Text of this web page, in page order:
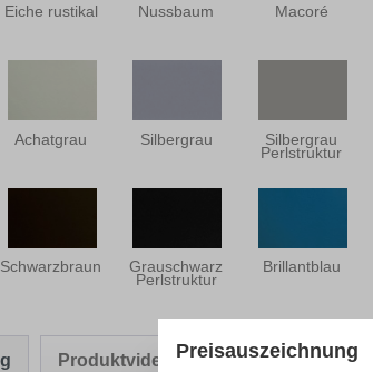
Eiche rustikal Nussbaum Macoré
Achatgrau Silbergrau Silbergrau
Perlstruktur
Schwarzbraun Grauschwarz
Perlstruktur
Brillantblau
Produktvideo Preisauszeichnung